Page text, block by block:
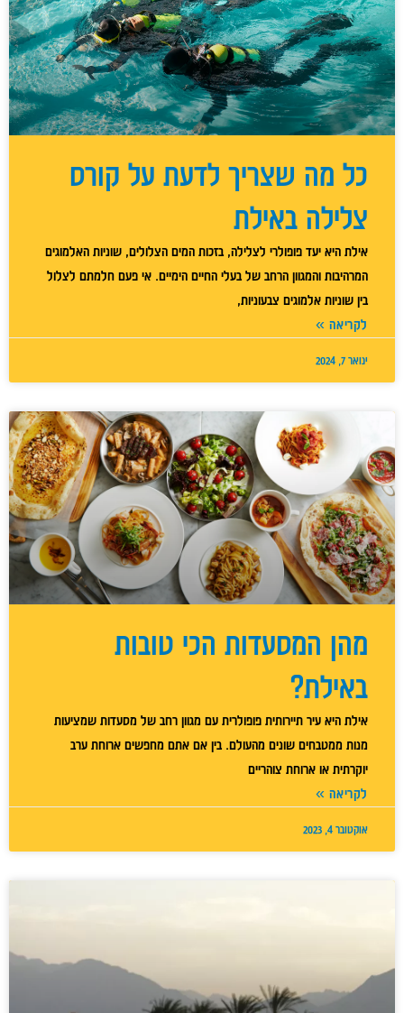
כל מה שצריך לדעת על קורס
צלילה באילת
אילת היא יעד פופולרי לצלילה, בזכות המים הצלולים, שוניות האלמוגים
המרהיבות והמגוון הרחב של בעלי החיים הימיים. אי פעם חלמתם לצלול
בין שוניות אלמוגים צבעוניות,
לקריאה »
ינואר 7, 2024
מהן המסעדות הכי טובות
באילת?
אילת היא עיר תיירותית פופולרית עם מגוון רחב של מסעדות שמציעות
מנות ממטבחים שונים מהעולם. בין אם אתם מחפשים ארוחת ערב
יוקרתית או ארוחת צוהריים
לקריאה »
אוקטובר 4, 2023